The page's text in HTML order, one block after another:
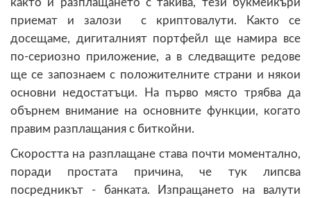
приемат и залози с криптовалути. Както се
досещаме, дигиталният портфейл ще намира все
по-сериозно приложение, а в следващите редове
ще се запознаем с положителните страни и някои
основни недостатъци. На първо място трябва да
обърнем внимание на основните функции, когато
правим разплащания с биткойни.
Скоростта на разплащане става почти моментално,
поради простата причина, че тук липсва
посредникът - банката. Изпращането на валути